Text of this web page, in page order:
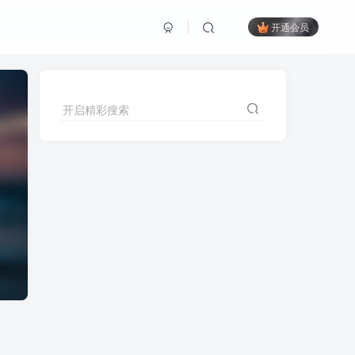
开通会员
开启精彩搜索